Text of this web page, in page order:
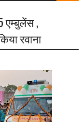
एम्बुलेंस ,
रवाना